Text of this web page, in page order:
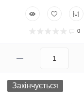
0
Закінчується